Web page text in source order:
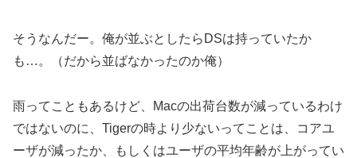
そうなんだー。俺が並ぶとしたらDSは持っていたか
も…。（だから並ばなかったのか俺）
雨ってこともあるけど、Macの出荷台数が減っているわけ
ではないのに、Tigerの時より少ないってことは、コアユ
ーザが減ったか、もしくはユーザの平均年齢が上がってい